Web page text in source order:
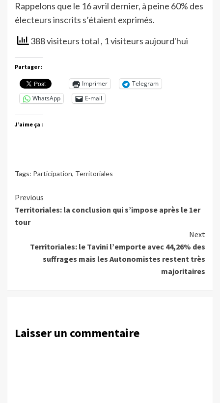
Rappelons que le 16 avril dernier, à peine 60% des
électeurs inscrits s’étaient exprimés.
388 visiteurs total , 1 visiteurs aujourd'hui
Partager :
Imprimer
Telegram
WhatsApp
E-mail
J’aime ça :
Tags: Participation, Territoriales
Continue
Reading
Previous
Territoriales: la conclusion qui s’impose après le 1er
tour
Next
Territoriales: le Tavini l’emporte avec 44,26% des
suffrages mais les Autonomistes restent très
majoritaires
Laisser un commentaire